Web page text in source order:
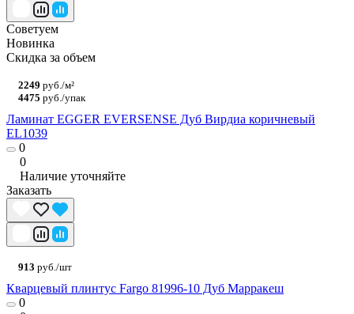
Советуем
Новинка
Скидка за объем
2249 руб./м²
4475 руб./упак
Ламинат EGGER EVERSENSE Дуб Вирдиа коричневый
EL1039
0
0
Наличие уточняйте
Заказать
913 руб./шт
Кварцевый плинтус Fargo 81996-10 Дуб Марракеш
0